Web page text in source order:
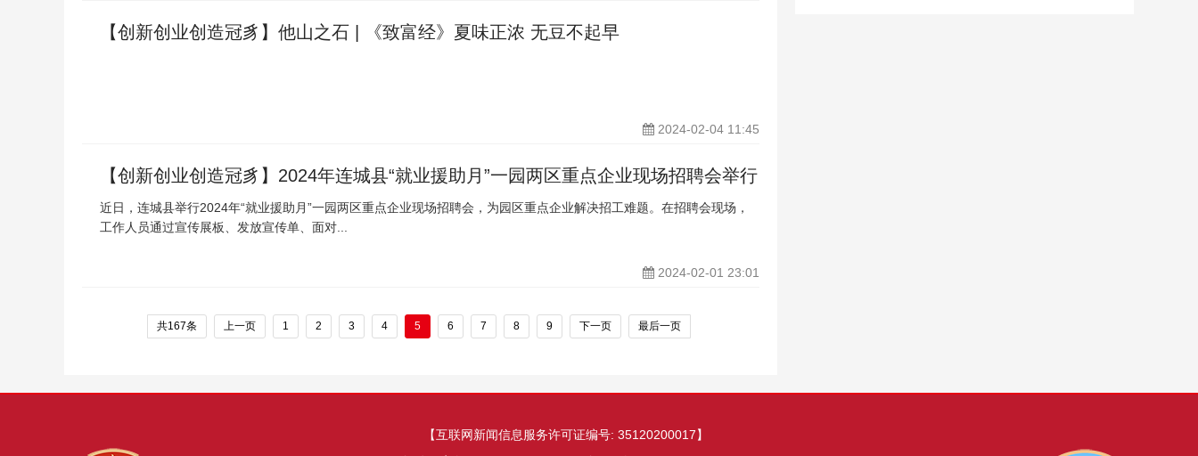
【创新创业创造冠豸】他山之石 | 《致富经》夏味正浓 无豆不起早
2024-02-04 11:45
【创新创业创造冠豸】2024年连城县“就业援助月”一园两区重点企业现场招聘会举行
近日，连城县举行2024年“就业援助月”一园两区重点企业现场招聘会，为园区重点企业解决招工难题。在招聘会现场，
工作人员通过宣传展板、发放宣传单、面对...
2024-02-01 23:01
共167条 上一页 1 2 3 4 5 6 7 8 9 下一页 最后一页
【互联网新闻信息服务许可证编号: 35120200017】